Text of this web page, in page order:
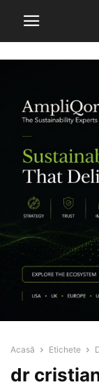
Acasă Etichete
dr